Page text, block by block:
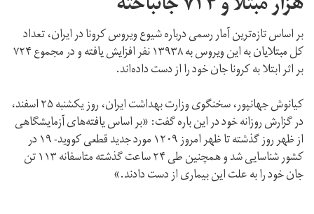
بر اساس تازه‌ترین آمار رسمی درباره شیوع ویروس کرونا در ایران، تعداد
کل مبتلایان به این ویروس به ۱۳۹۳۸ نفر افزایش یافته و در مجموع ۷۲۴
بر اثر ابتلا به کرونا جان خود را از دست داده‌اند.
کیانوش جهانپور، سخنگوی وزارت بهداشت ایران، روز یکشنبه ۲۵ اسفند،
در گزارش روزانه خود در این باره گفت: «بر اساس یافته‌های آزمایشگاهی
از ظهر روز گذشته تا ظهر امروز ۱۲۰۹ مورد جدید قطعی کووید- ۱۹ در
کشور شناسایی شد و همچنین طی ۲۴ ساعت گذشته متاسفانه ۱۱۳ تن
جان خود را به علت این بیماری از دست دادند.»